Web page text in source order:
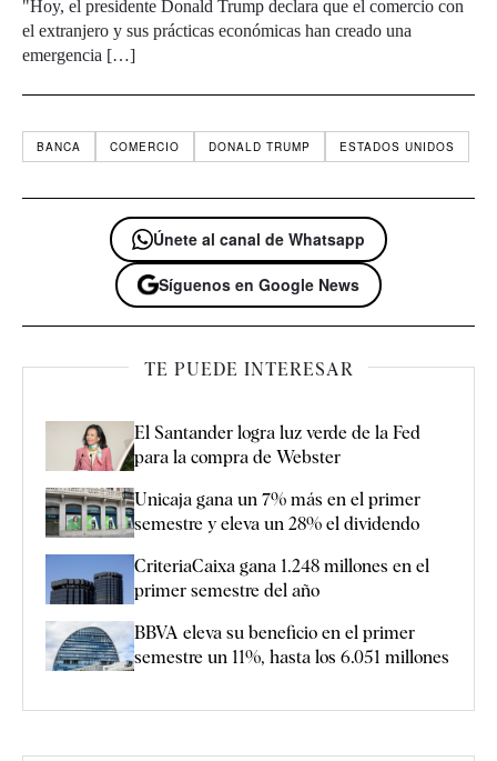
"Hoy, el presidente Donald Trump declara que el comercio con
el extranjero y sus prácticas económicas han creado una
emergencia […]
BANCA COMERCIO DONALD TRUMP ESTADOS UNIDOS
Únete al canal de Whatsapp
Síguenos en Google News
TE PUEDE INTERESAR
El Santander logra luz verde de la Fed
para la compra de Webster
Unicaja gana un 7% más en el primer
semestre y eleva un 28% el dividendo
CriteriaCaixa gana 1.248 millones en el
primer semestre del año
BBVA eleva su beneficio en el primer
semestre un 11%, hasta los 6.051 millones